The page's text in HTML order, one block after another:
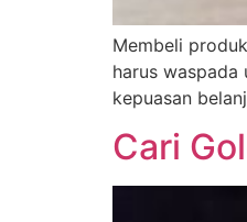
Membeli
harus
kepuasan
Cari